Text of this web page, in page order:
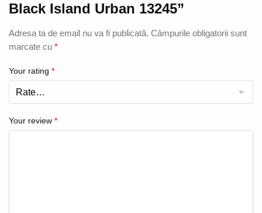
Black Island Urban 13245”
Adresa ta de email nu va fi publicată. Câmpurile obligatorii sunt
marcate cu *
Your rating *
Your review *